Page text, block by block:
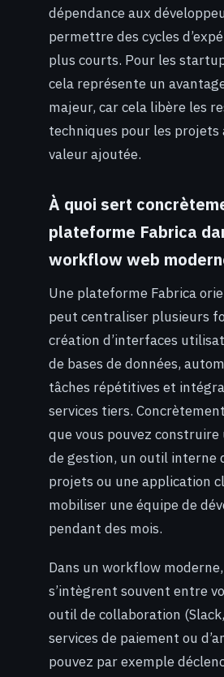
dépendance aux
permettre des cycles
plus courts. Pour les
cela représente un
majeur, car cela libère les
techniques pour les
valeur ajoutée.
À quoi sert
plateforme Fabrica
workflow web
Une plateforme Fabrica
peut centraliser plusieurs
création d’interfaces
de bases de données,
tâches répétitives et
services tiers.
que vous pouvez
de gestion, un outil interne
projets ou une application
mobiliser une équipe de
pendant des mois.
Dans un workflow
s’intègrent souvent entre
outil de collaboration
services de paiement ou
pouvez par exemple